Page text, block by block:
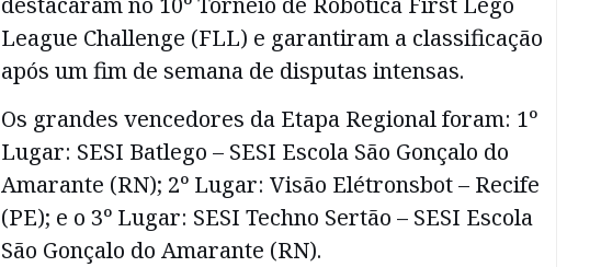
League Challenge (FLL) e garantiram a classificação
após um fim de semana de disputas intensas.
Os grandes vencedores da Etapa Regional foram: 1º
Lugar: SESI Batlego – SESI Escola São Gonçalo do
Amarante (RN); 2º Lugar: Visão Elétronsbot – Recife
(PE); e o 3º Lugar: SESI Techno Sertão – SESI Escola
São Gonçalo do Amarante (RN).